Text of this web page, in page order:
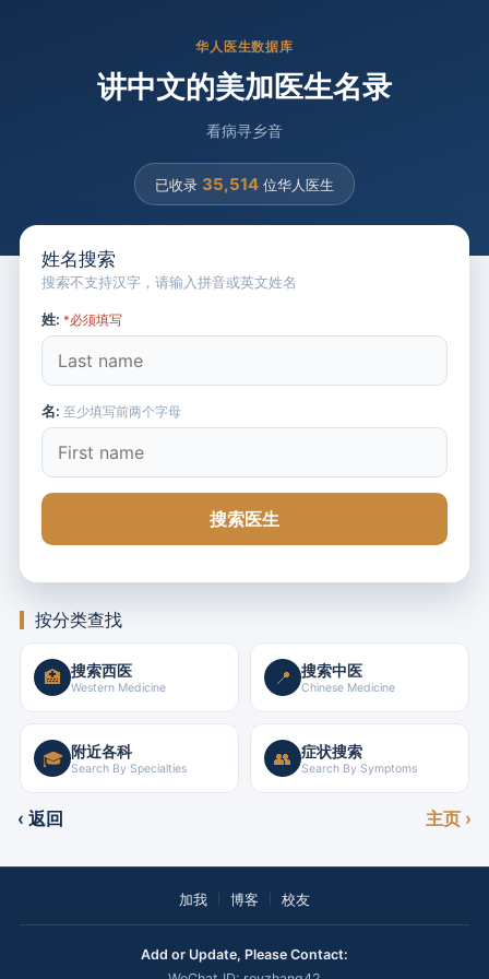
华人医生数据库
讲中文的美加医生名录
看病寻乡音
已收录 35,514 位华人医生
姓名搜索
搜索不支持汉字，请输入拼音或英文姓名
姓: *必须填写
名: 至少填写前两个字母
搜索医生
按分类查找
🏥 搜索西医
Western Medicine 📍 搜索中医
Chinese Medicine
🎓 附近各科
Search By Specialties 👥 症状搜索
Search By Symptoms
‹ 返回 主页 ›
加我 博客 校友
Add or Update, Please Contact: